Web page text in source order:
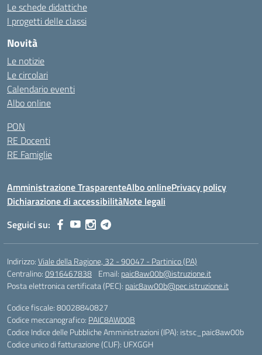
Le schede didattiche
I progetti delle classi
Novità
Le notizie
Le circolari
Calendario eventi
Albo online
PON
RE Docenti
RE Famiglie
Amministrazione TrasparenteAlbo onlinePrivacy policy
Dichiarazione di accessibilitàNote legali
Seguici su:
Indirizzo:Viale della Ragione, 32 - 90047 - Partinico (PA)
Centralino:0916467838 Email: paic8aw00b@istruzione.it
Posta elettronica certificata (PEC): paic8aw00b@pec.istruzione.it
Codice fiscale: 80028840827
Codice meccanografico: PAIC8AW00B
Codice Indice delle Pubbliche Amministrazioni (IPA): istsc_paic8aw00b
Codice unico di fatturazione (CUF): UFXGGH